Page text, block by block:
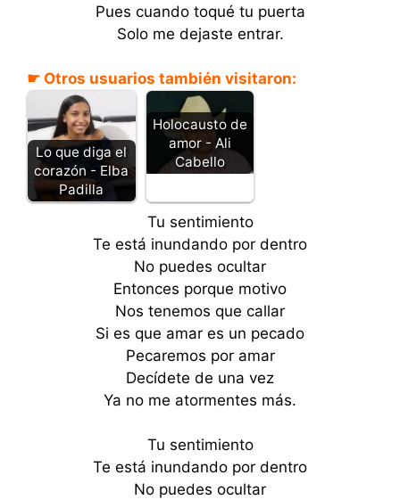
Pues cuando toqué tu puerta
Solo me dejaste entrar.
☛ Otros usuarios también visitaron:
Lo que diga el
corazón - Elba
Padilla
Holocausto de
amor - Ali
Cabello
Tu sentimiento
Te está inundando por dentro
No puedes ocultar
Entonces porque motivo
Nos tenemos que callar
Si es que amar es un pecado
Pecaremos por amar
Decídete de una vez
Ya no me atormentes más.
Tu sentimiento
Te está inundando por dentro
No puedes ocultar